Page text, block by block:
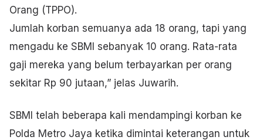
Orang (TPPO).
Jumlah korban semuanya ada 18 orang, tapi yang
mengadu ke SBMI sebanyak 10 orang. Rata-rata
gaji mereka yang belum terbayarkan per orang
sekitar Rp 90 jutaan,” jelas Juwarih.
SBMI telah beberapa kali mendampingi korban ke
Polda Metro Jaya ketika dimintai keterangan untuk